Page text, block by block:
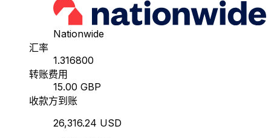
Nationwide
汇率
1.316800
转账费用
15.00 GBP
收款方到账
26,316.24 USD